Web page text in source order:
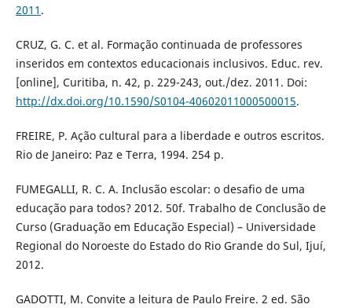
2011 .
CRUZ, G. C. et al. Formação continuada de professores
inseridos em contextos educacionais inclusivos. Educ. rev.
[online], Curitiba, n. 42, p. 229-243, out./dez. 2011. Doi:
http://dx.doi.org/10.1590/S0104-40602011000500015.
FREIRE, P. Ação cultural para a liberdade e outros escritos.
Rio de Janeiro: Paz e Terra, 1994. 254 p.
FUMEGALLI, R. C. A. Inclusão escolar: o desafio de uma
educação para todos? 2012. 50f. Trabalho de Conclusão de
Curso (Graduação em Educação Especial) – Universidade
Regional do Noroeste do Estado do Rio Grande do Sul, Ijuí,
2012.
GADOTTI, M. Convite a leitura de Paulo Freire. 2 ed. São